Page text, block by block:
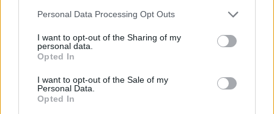
Please note that this website/app uses one or more Google
not limited to your visit or usage behaviour. You may click to
grant or deny consent to Google and its third-party tags to
use your data for below specified purposes in below Google
consent section.
Personal Data Processing Opt Outs
I want to opt-out of the Sharing of my
personal data.
Opted In
I want to opt-out of the Sale of my
Personal Data.
Opted In
Acqua di cottura: benefici e usi in cucina
Cristian Castiglioni · 7 Ago 2026